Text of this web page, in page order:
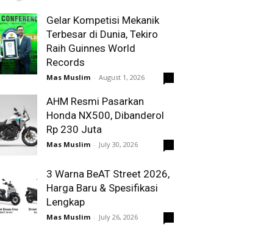
Gelar Kompetisi Mekanik
Terbesar di Dunia, Tekiro
Raih Guinnes World
Records
Mas Muslim - August 1, 2026
AHM Resmi Pasarkan
Honda NX500, Dibanderol
Rp 230 Juta
Mas Muslim - July 30, 2026
3 Warna BeAT Street 2026,
Harga Baru & Spesifikasi
Lengkap
Mas Muslim - July 26, 2026